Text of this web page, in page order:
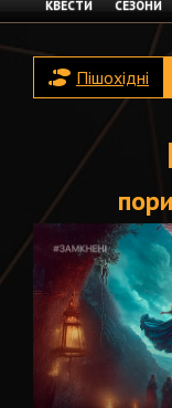
КВЕСТИ СЕЗОНИ
Пішохідні